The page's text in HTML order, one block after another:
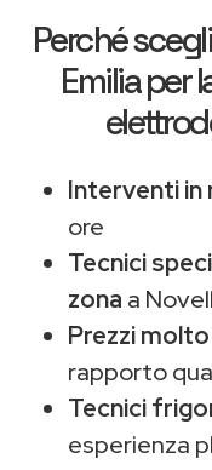
Perché
Emiliaper
Interventi in
ore
Tecnici
zona a
Prezzi
rapporto
Tecnici
esperienza